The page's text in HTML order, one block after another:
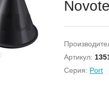
Артикул:
Серия: Port